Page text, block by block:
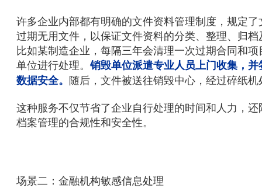
许多企业内部都有明确的文件资料管理制度，规定
过期无用文件，以保证文件资料的分类、整理、归
比如某制造企业，每隔三年会清理一次过期合同和
单位进行处理。销毁单位派遣专业人员上门收集，并
数据安全。 随后，文件被送往销毁中心，经过碎纸
这种服务不仅节省了企业自行处理的时间和人力，
档案管理的合规性和安全性。
场景二：金融机构敏感信息处理